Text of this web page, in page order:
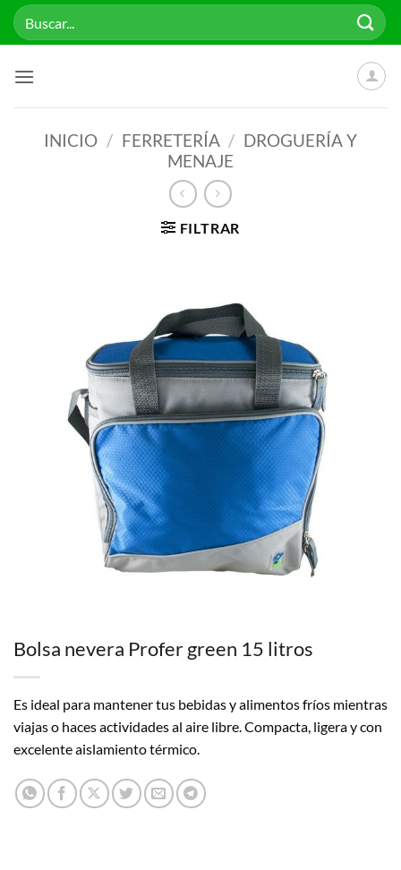
Saltar
Buscar
por:
INICIO / FERRETERÍA / DROGUERÍA Y
MENAJE
FILTRAR
Bolsa nevera Profer green 15 litros
Es ideal para mantener tus bebidas y alimentos fríos mientras
viajas o haces actividades al aire libre. Compacta, ligera y con
excelente aislamiento térmico.